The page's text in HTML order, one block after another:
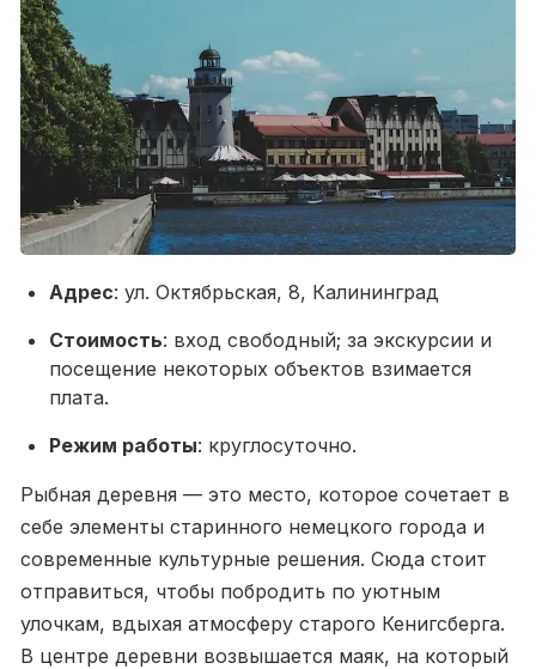
Адрес: ул. Октябрьская, 8, Калининград
Стоимость: вход свободный; за экскурсии и
посещение некоторых объектов взимается
плата.
Режим работы: круглосуточно.
Рыбная деревня — это место, которое сочетает в
себе элементы старинного немецкого города и
современные культурные решения. Сюда стоит
отправиться, чтобы побродить по уютным
улочкам, вдыхая атмосферу старого Кенигсберга.
В центре деревни возвышается маяк, на который